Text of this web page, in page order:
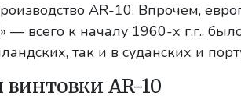
AR-10. Впрочем,
— всего к началу 1960-х г.г.,
так и в суданских и
AR-10